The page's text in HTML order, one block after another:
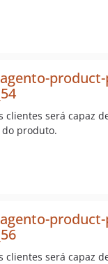
product-
clientes será capaz
produto.
product-
clientes será capaz